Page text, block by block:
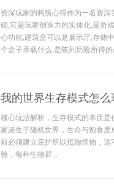
资深玩家的构筑心得作为一名资
砌,它是玩家创造力的实体化,是游
心功能,建筑盒可以是展示厅,存储
个盒子承载什么,是陈列历险所得
我的世界生存模式怎
核心玩法解析，生存模式的本质
家诞生于随机世界，生命与饱食
前必须建立庇护所以抵御怪物，
验，每种生物群...